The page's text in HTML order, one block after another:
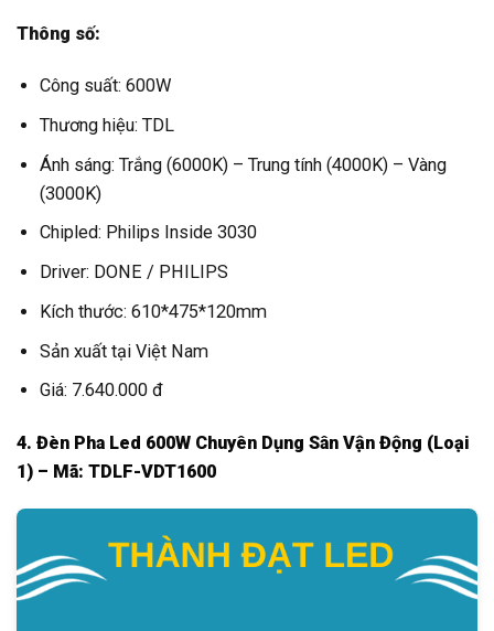
Thông số:
Công suất: 600W
Thương hiệu: TDL
Ánh sáng: Trắng (6000K) – Trung tính (4000K) – Vàng
(3000K)
Chipled: Philips Inside 3030
Driver: DONE / PHILIPS
Kích thước: 610*475*120mm
Sản xuất tại Việt Nam
Giá: 7.640.000 đ
4. Đèn Pha Led 600W Chuyên Dụng Sân Vận Động (Loại
1) – Mã: TDLF-VDT1600